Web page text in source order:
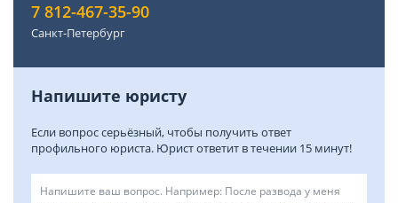
7 812-467-35-90
Санкт-Петербург
Напишите юристу
Если вопрос серьёзный, чтобы получить ответ
профильного юриста. Юрист ответит в течении 15 минут!